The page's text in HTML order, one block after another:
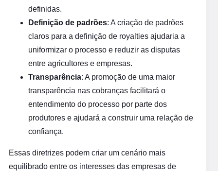
definidas.
Definição de padrões: A criação de padrões
claros para a definição de royalties ajudaria a
uniformizar o processo e reduzir as disputas
entre agricultores e empresas.
Transparência: A promoção de uma maior
transparência nas cobranças facilitará o
entendimento do processo por parte dos
produtores e ajudará a construir uma relação de
confiança.
Essas diretrizes podem criar um cenário mais
equilibrado entre os interesses das empresas de